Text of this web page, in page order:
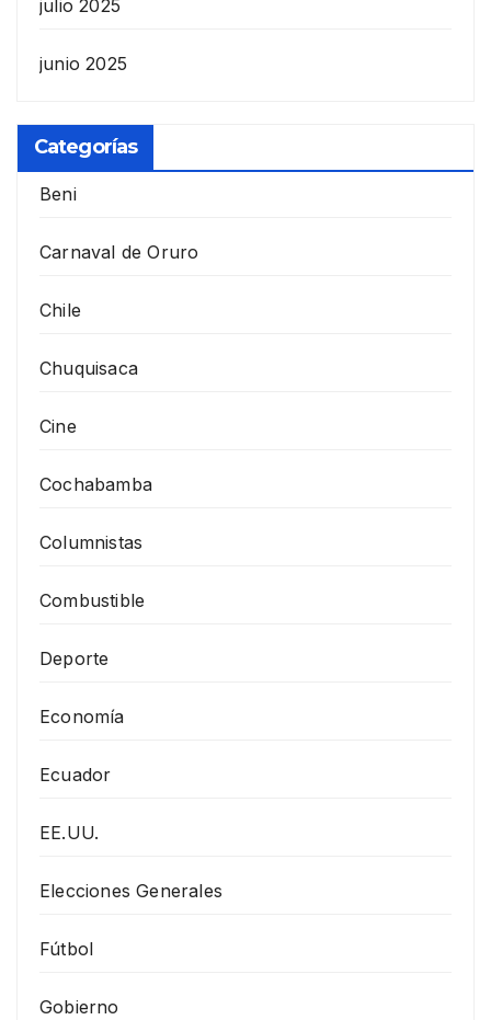
julio 2025
junio 2025
Categorías
Beni
Carnaval de Oruro
Chile
Chuquisaca
Cine
Cochabamba
Columnistas
Combustible
Deporte
Economía
Ecuador
EE.UU.
Elecciones Generales
Fútbol
Gobierno